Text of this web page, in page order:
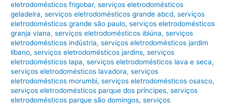
eletrodomésticos frigobar,serviços eletrodomésticos
geladeira,serviços eletrodomésticos grande abcd,serviços
eletrodomésticos grande são paulo,serviços eletrodomésticos
granja viana,serviços eletrodomésticos ibiúna,serviços
eletrodomésticos indústria,serviços eletrodomésticos jardim
líbano,serviços eletrodomésticos jardins,serviços
eletrodomésticos lapa,serviços eletrodomésticos lava e seca,
serviços eletrodomésticos lavadora,serviços
eletrodomésticos morumbi,serviços eletrodomésticos osasco,
serviços eletrodomésticos parque dos príncipes,serviços
eletrodomésticos parque são domingos,serviços